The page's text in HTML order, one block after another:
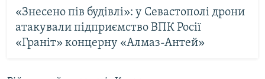
«Знесено пів будівлі»: у Севастополі дрони
атакували підприємство ВПК Росії
«Граніт» концерну «Алмаз-Антей»